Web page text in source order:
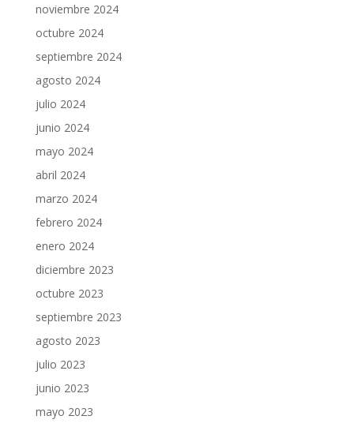
noviembre 2024
octubre 2024
septiembre 2024
agosto 2024
julio 2024
junio 2024
mayo 2024
abril 2024
marzo 2024
febrero 2024
enero 2024
diciembre 2023
octubre 2023
septiembre 2023
agosto 2023
julio 2023
junio 2023
mayo 2023